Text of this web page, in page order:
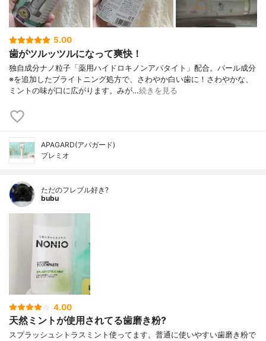
5.00
歯がツルッツルになって爽快！
独自成分ナノ粒子「薬用ハイドロキノンアパタイト」配合。パール成分
※を追加したブライトニング処方で、さわやか白い歯に！さわやかな、
ミントの味が口に広がります。みが…続きを見る
APAGARD(アパガード)
プレミオ
ただのフレブル好き?
bubu
4.00
天然ミントが使用されてる歯磨き粉?
スプラッシュシトラスミント使ってます。普通に使いやすい歯磨き粉で